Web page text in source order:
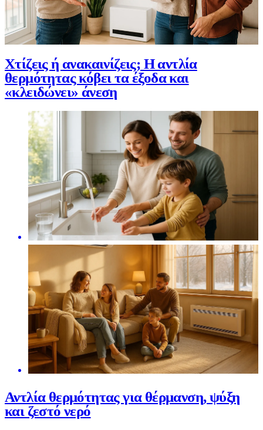
Χτίζεις ή ανακαινίζεις; Η αντλία
θερμότητας κόβει τα έξοδα και
«κλειδώνει» άνεση
Αντλία θερμότητας για θέρμανση, ψύξη
και ζεστό νερό